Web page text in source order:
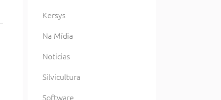
Kersys
Na Mídia
Noticias
Silvicultura
Software